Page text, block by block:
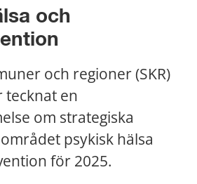
och
och regioner (SKR)
tecknat en
om strategiska
psykisk hälsa
för 2025.